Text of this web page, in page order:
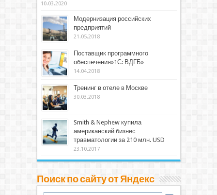
10.03.2020
Модернизация российских
предприятий
21.05.2018
Поставщик программного
обеспечения»1С: ВДГБ»
14.04.2018
Тренинг в отеле в Москве
30.03.2018
Smith & Nephew купила
американский бизнес
травматологии за 210 млн. USD
23.10.2017
Поиск по сайту от Яндекс